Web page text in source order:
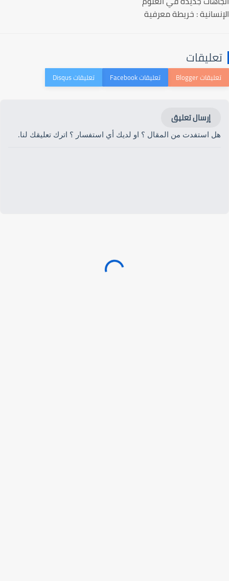
الإنسانية : خريطة معرفية
تعليقات
إرسال تعليق
هل استفدت من المقال ؟ او لديك أي استفسار ؟ اترك تعليقك لنا.